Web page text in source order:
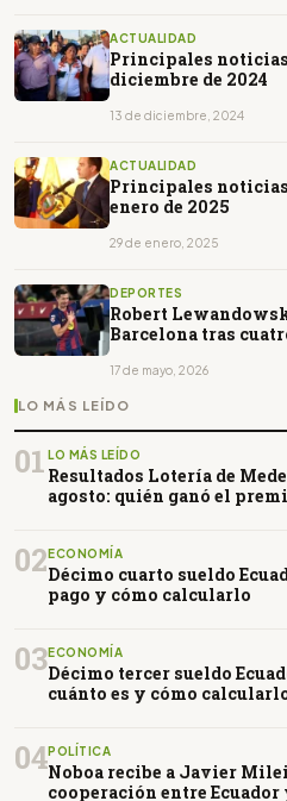
ACTUALIDAD
Principales noticias
diciembre de 2024
13 de diciembre, 2024
ACTUALIDAD
Principales noticias
enero de 2025
29 de enero, 2025
DEPORTES
Robert
Barcelona tras
17 de mayo, 2026
LO MÁS LEÍDO
01 LO MÁS LEÍDO
Resultados Lotería de
agosto: quién ganó el
02 ECONOMÍA
Décimo cuarto sueldo
pago y cómo calcularlo
03ECONOMÍA
Décimo tercer sueldo
cuánto es y cómo
04POLÍTICA
Noboa recibe a Javier
cooperación entre